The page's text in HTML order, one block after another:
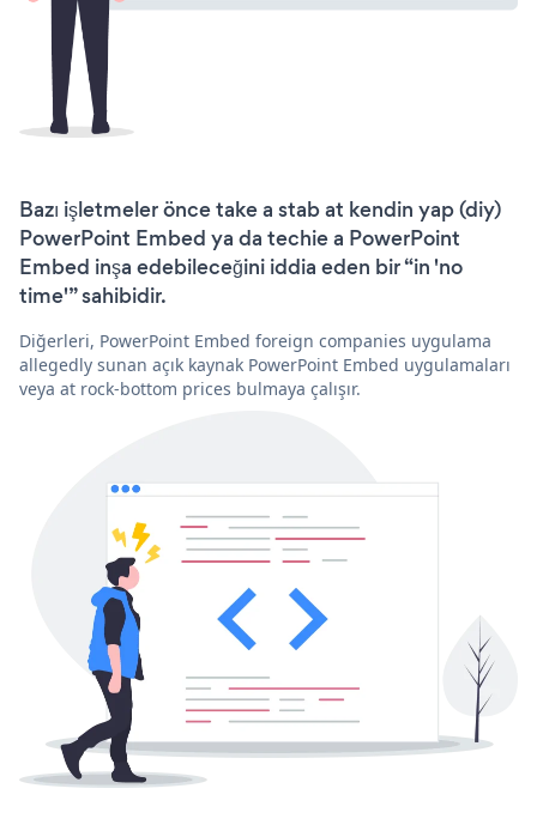
Bazı işletmeler önce take a stab at kendin yap (diy)
PowerPoint Embed ya da techie a PowerPoint
Embed inşa edebileceğini iddia eden bir “in 'no
time'” sahibidir.
Diğerleri, PowerPoint Embed foreign companies uygulama
allegedly sunan açık kaynak PowerPoint Embed uygulamaları
veya at rock-bottom prices bulmaya çalışır.